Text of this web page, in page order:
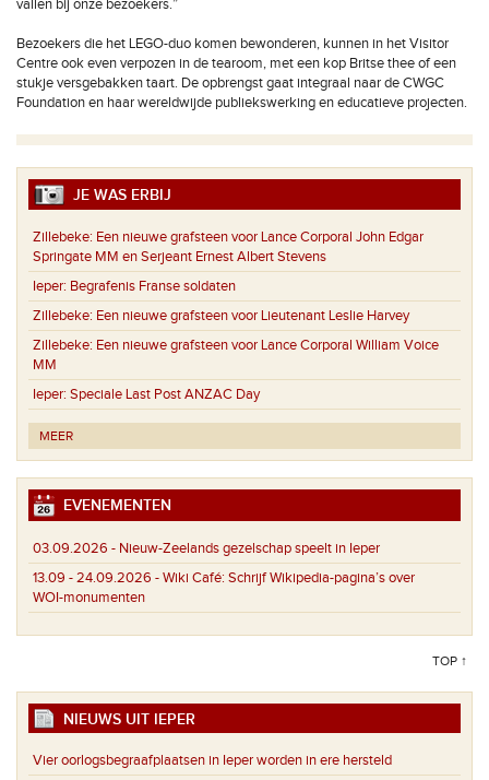
vallen bij onze bezoekers.”
Bezoekers die het LEGO-duo komen bewonderen, kunnen in het Visitor
Centre ook even verpozen in de tearoom, met een kop Britse thee of een
stukje versgebakken taart. De opbrengst gaat integraal naar de CWGC
Foundation en haar wereldwijde publiekswerking en educatieve projecten.
JE WAS ERBIJ
Zillebeke: Een nieuwe grafsteen voor Lance Corporal John Edgar
Springate MM en Serjeant Ernest Albert Stevens
Ieper: Begrafenis Franse soldaten
Zillebeke: Een nieuwe grafsteen voor Lieutenant Leslie Harvey
Zillebeke: Een nieuwe grafsteen voor Lance Corporal William Voice
MM
Ieper: Speciale Last Post ANZAC Day
MEER
EVENEMENTEN
03.09.2026 - Nieuw-Zeelands gezelschap speelt in Ieper
13.09 - 24.09.2026 -Wiki Café: Schrijf Wikipedia-pagina’s over
WOI-monumenten
TOP ↑
NIEUWS UIT IEPER
Vier oorlogsbegraafplaatsen in Ieper worden in ere hersteld